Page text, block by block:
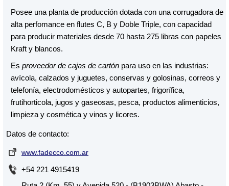
Posee una planta de producción dotada con una corrugadora de
alta perfomance en flutes C, B y Doble Triple, con capacidad
para producir materiales desde 70 hasta 275 libras con papeles
Kraft y blancos.
Es proveedor de cajas de cartón para uso en las industrias:
avícola, calzados y juguetes, conservas y golosinas, correos y
telefonía, electrodomésticos y autopartes, frigorífica,
frutihorticola, jugos y gaseosas, pesca, productos alimenticios,
limpieza y cosmética y vinos y licores.
Datos de contacto:
www.fadecco.com.ar
+54 221 4915419